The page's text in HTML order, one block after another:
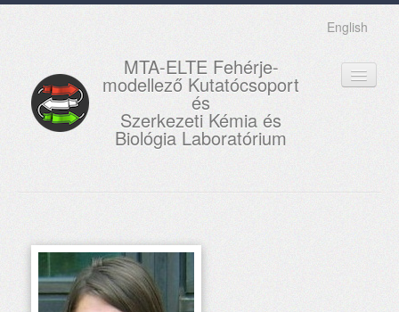
English
MTA-ELTE Fehérje-
modellező Kutatócsoport
és
Szerkezeti Kémia és
Biológia Laboratórium
OKTATÁS
MUNKATÁRSAK